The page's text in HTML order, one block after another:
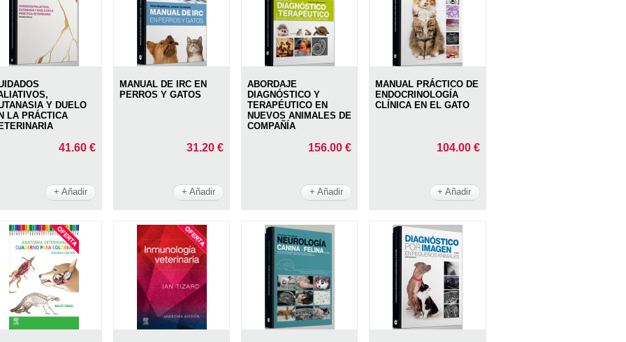
Y DUELO
LA PRÁCTICA
41.60 €
+ Añadir
MANUAL DE IRC EN
PERROS Y GATOS
31.20 €
+ Añadir
ABORDAJE
DIAGNÓSTICO Y
TERAPÉUTICO EN
NUEVOS ANIMALES DE
COMPAÑÍA
156.00 €
+ Añadir
MANUAL PRÁCTICO DE
ENDOCRINOLOGÍA
CLÍNICA EN EL GATO
104.00 €
+ Añadir